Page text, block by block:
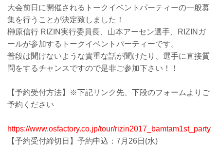
大会前日に開催されるトークイベントパーティーの一般募
集を行うことが決定致しました！
榊原信行 RIZIN実行委員長、山本アーセン選手、RIZINガ
ールが参加するトークイベントパーティーです。
普段は聞けないような貴重な話が聞けたり、選手に直接質
問をするチャンスですので是非ご参加下さい！！
【予約受付方法】※下記リンク先、下段のフォームよりご
予約ください
https://www.osfactory.co.jp/tour/rizin2017_bamtam1st_party
【予約受付締切日】予約申込：7月26日(水)